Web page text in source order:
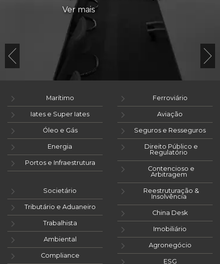
Ver mais
Marítimo
Iates e Super Iates
Óleo e Gás
Energia
Portos e Infraestrutura
Ferroviário
Aviação
Seguros e Resseguros
Direito Público e
Regulatório
Contencioso e
Arbitragem
Societário
Tributário e Aduaneiro
Trabalhista
Ambiental
Compliance
Reestruturação &
Insolvência
China Desk
Imobiliário
Agronegócio
ESG